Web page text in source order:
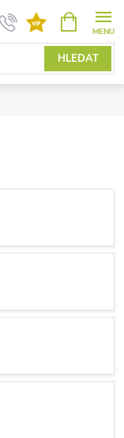
HLEDAT
NÁKUPNÍ
KOŠÍK